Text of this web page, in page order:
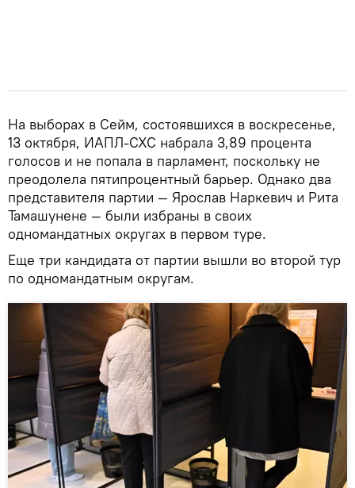
На выборах в Сейм, состоявшихся в воскресенье,
13 октября, ИАПЛ-СХС набрала 3,89 процента
голосов и не попала в парламент, поскольку не
преодолела пятипроцентный барьер. Однако два
представителя партии — Ярослав Наркевич и Рита
Тамашунене — были избраны в своих
одномандатных округах в первом туре.
Еще три кандидата от партии вышли во второй тур
по одномандатным округам.